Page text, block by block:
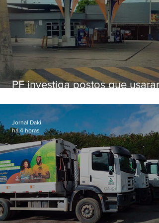
PF investiga postos que usaram
secretário morto em 2020
Jornal Daki
há 4 horas